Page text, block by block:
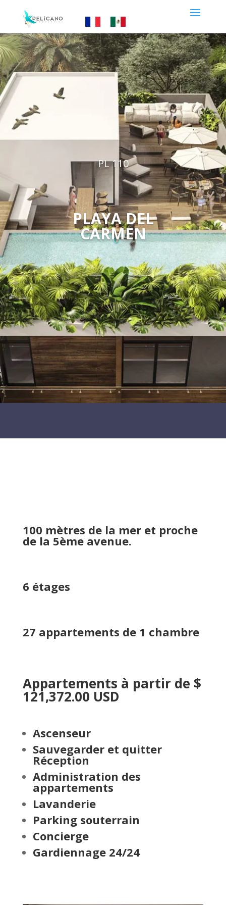
PL 110
PLAYA DEL
CARMEN
100 mètres de la mer et proche
de la 5ème avenue.
6 étages
27 appartements de 1 chambre
Appartements à partir de $
121,372.00 USD
Ascenseur
Sauvegarder et quitter
Réception
Administration des
appartements
Lavanderie
Parking souterrain
Concierge
Gardiennage 24/24